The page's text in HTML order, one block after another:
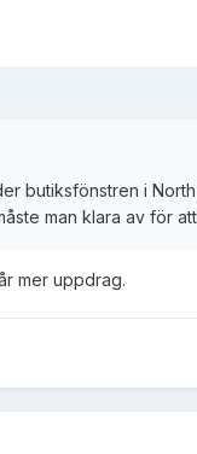
butiksfönstren i
man klara av för
mer uppdrag.